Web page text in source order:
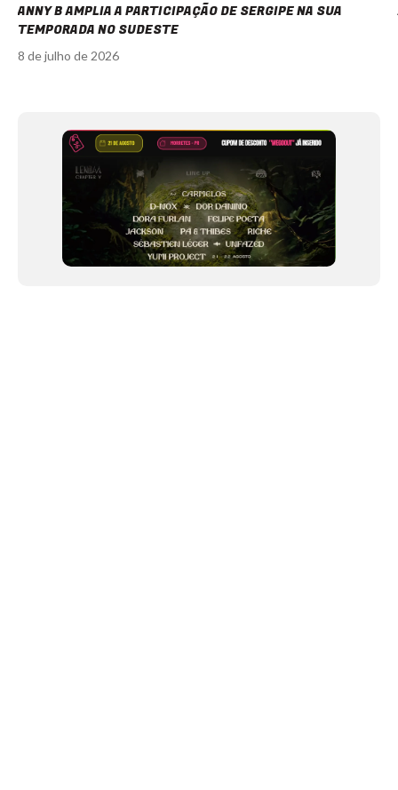
ANNY B AMPLIA A PARTICIPAÇÃO DE SERGIPE NA SUA
TEMPORADA NO SUDESTE
8 de julho de 2026